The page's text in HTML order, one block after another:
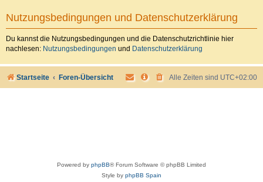
Nutzungsbedingungen und Datenschutzerklärung
Du kannst die Nutzungsbedingungen und die Datenschutzrichtlinie hier
nachlesen: Nutzungsbedingungen und Datenschutzerklärung
Startseite Foren-Übersicht Alle Zeiten sind UTC+02:00
Powered by phpBB® Forum Software © phpBB Limited
Style by phpBB Spain